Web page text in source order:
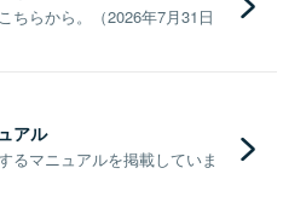
ちらから。（2026年7月31日
アル
るマニュアルを掲載していま